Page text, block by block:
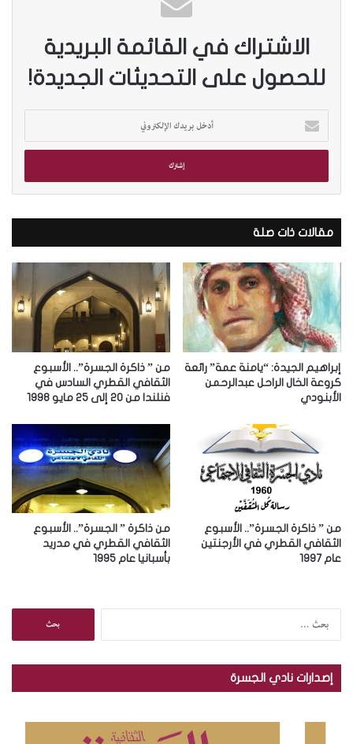
الاشتراك في القائمة البريدية
للحصول على التحديثات الجديدة!
خ
ب
ي
د
ك
ا
ل
ل
ك
ت
ر
و
ن
مقالات ذات صلة
إبراهيم الجيدة: “يامنة عمة” رائعة
كروعة الخال الراحل عبدالرحمن
الأبنودي
من ” ذاكرة الجسرة”.. الأسبوع
الثقافي القطري السادس في
فنلندا من 20 إلى 25 مايو 1998
من ” ذاكرة الجسرة”.. الأسبوع
الثقافي القطري في الأرجنتين
عام 1997
من ذاكرة ” الجسرة”.. الأسبوع
الثقافي القطري في مدريد
بأسبانيا عام 1995
ح
:
إصدارات نادي الجسرة